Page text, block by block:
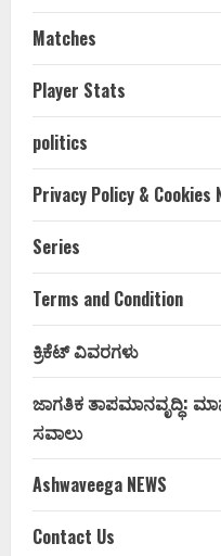
Matches
Player Stats
politics
Privacy Policy & Cookies
Series
Terms and Condition
ಕ್ರಿಕೆಟ್ ವಿವರಗಳು
ಜಾಗತಿಕ ತಾಪಮಾನವೃದ್ಧಿ:
ಸವಾಲು
Ashwaveega NEWS
Contact Us